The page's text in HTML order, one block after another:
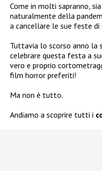
Come in molti sapranno,
naturalmente della
a cancellare le sue feste di
Tuttavia lo scorso anno la
celebrare questa festa a
vero e proprio
film horror preferiti!
Ma non è tutto.
Andiamo a scoprire tutti i